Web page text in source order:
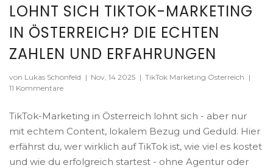
LOHNT SICH TIKTOK-MARKETING
IN ÖSTERREICH? DIE ECHTEN
ZAHLEN UND ERFAHRUNGEN
von Lukas Schönfeld | Nov, 14 2025 | TikTok Marketing Österreich |
11 Kommentare
TikTok-Marketing in Österreich lohnt sich - aber nur
mit echtem Content, lokalem Bezug und Geduld. Hier
erfährst du, wer wirklich auf TikTok ist, wie viel es kostet
und wie du erfolgreich startest - ohne Agentur oder